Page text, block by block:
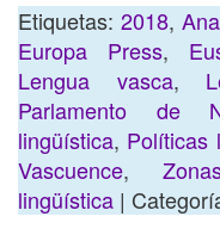
Etiquetas:2018,
Europa Press,
Lengua vasca,
Parlamento de
lingüística, Políticas
Vascuence,
lingüística |